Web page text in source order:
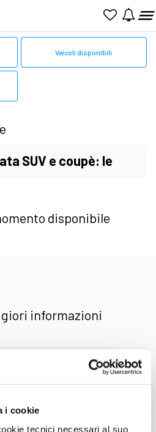
i cookie
tecnici necessari al suo
Veicoli disponibili
SUV e coupè: le
Mercedes GLE usatain
e le motorizzazioni
a stock vengono
grazie a foto
360° della carrozzeria
disponibile
informazioni